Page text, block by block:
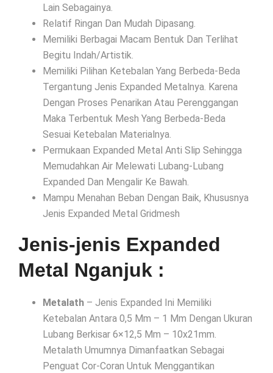
Lain Sebagainya.
Relatif Ringan Dan Mudah Dipasang.
Memiliki Berbagai Macam Bentuk Dan Terlihat
Begitu Indah/Artistik.
Memiliki Pilihan Ketebalan Yang Berbeda-Beda
Tergantung Jenis Expanded Metalnya. Karena
Dengan Proses Penarikan Atau Perenggangan
Maka Terbentuk Mesh Yang Berbeda-Beda
Sesuai Ketebalan Materialnya.
Permukaan Expanded Metal Anti Slip Sehingga
Memudahkan Air Melewati Lubang-Lubang
Expanded Dan Mengalir Ke Bawah.
Mampu Menahan Beban Dengan Baik, Khususnya
Jenis Expanded Metal Gridmesh
Jenis-jenis Expanded
Metal Nganjuk :
Metalath – Jenis Expanded Ini Memiliki
Ketebalan Antara 0,5 Mm – 1 Mm Dengan Ukuran
Lubang Berkisar 6×12,5 Mm – 10x21mm.
Metalath Umumnya Dimanfaatkan Sebagai
Penguat Cor-Coran Untuk Menggantikan